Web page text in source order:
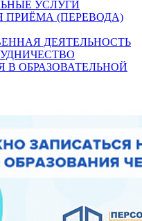
УСЛУГИ
ПРИЁМА (ПЕРЕВОДА)
ДЕЯТЕЛЬНОСТЬ
В ОБРАЗОВАТЕЛЬНОЙ